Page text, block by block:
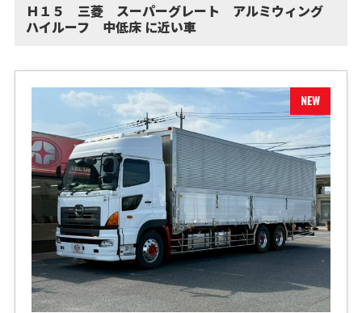
Ｈ１５ 三菱 スーパーグレート アルミウィング
ハイルーフ 中低床 に近い車